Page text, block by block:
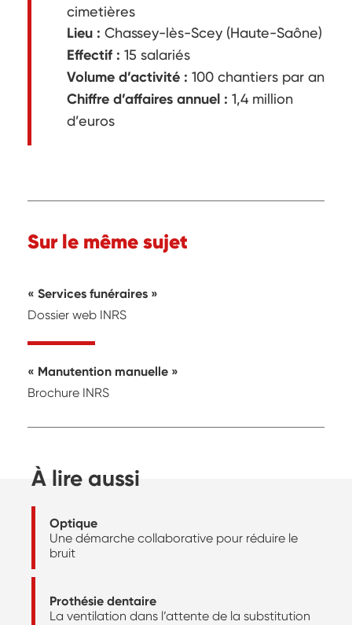
cimetières
Lieu : Chassey-lès-Scey (Haute-Saône)
Effectif : 15 salariés
Volume d’activité : 100 chantiers par an
Chiffre d’affaires annuel : 1,4 million
d’euros
Sur le même sujet
« Services funéraires »
Dossier web INRS
« Manutention manuelle »
Brochure INRS
À lire aussi
Optique
Une démarche collaborative pour réduire le
bruit
Prothésie dentaire
La ventilation dans l’attente de la substitution